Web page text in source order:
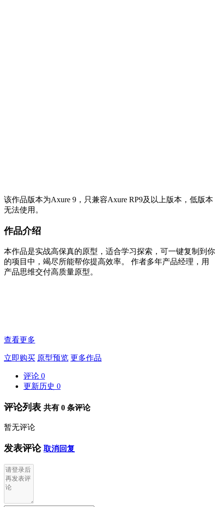
该作品版本为Axure 9，只兼容Axure RP9及以上版本，低版本
无法使用。
作品介绍
本作品是实战高保真的原型，适合学习探索，可一键复制到你
的项目中，竭尽所能帮你提高效率。 作者多年产品经理，用
产品思维交付高质量原型。
查看更多
立即购买 原型预览 更多作品
评论 0
更新历史 0
评论列表 共有 0 条评论
暂无评论
发表评论 取消回复